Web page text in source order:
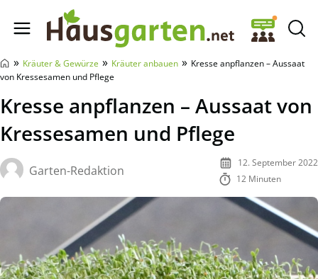
Hausgarten.net
» Kräuter & Gewürze » Kräuter anbauen » Kresse anpflanzen – Aussaat
von Kressesamen und Pflege
Kresse anpflanzen – Aussaat von
Kressesamen und Pflege
Garten-Redaktion
12. September 2022
12 Minuten